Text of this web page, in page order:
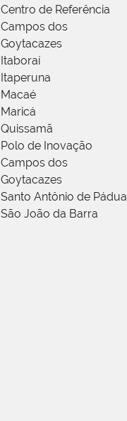
Centro de Referência
Campos dos
Goytacazes
Itaboraí
Itaperuna
Macaé
Maricá
Quissamã
Polo de Inovação
Campos dos
Goytacazes
Santo Antônio de Pádua
São João da Barra